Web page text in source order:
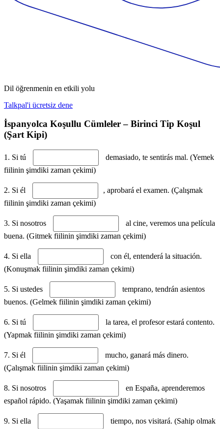
Dil öğrenmenin en etkili yolu
Talkpal'i ücretsiz dene
İspanyolca Koşullu Cümleler – Birinci Tip Koşul
(Şart Kipi)
1. Si tú
demasiado, te sentirás mal. (Yemek
fiilinin şimdiki zaman çekimi)
2. Si él
, aprobará el examen. (Çalışmak
fiilinin şimdiki zaman çekimi)
3. Si nosotros
al cine, veremos una película
buena. (Gitmek fiilinin şimdiki zaman çekimi)
4. Si ella
con él, entenderá la situación.
(Konuşmak fiilinin şimdiki zaman çekimi)
5. Si ustedes
temprano, tendrán asientos
buenos. (Gelmek fiilinin şimdiki zaman çekimi)
6. Si tú
la tarea, el profesor estará contento.
(Yapmak fiilinin şimdiki zaman çekimi)
7. Si él
mucho, ganará más dinero.
(Çalışmak fiilinin şimdiki zaman çekimi)
8. Si nosotros
en España, aprenderemos
español rápido. (Yaşamak fiilinin şimdiki zaman çekimi)
9. Si ella
tiempo, nos visitará. (Sahip olmak